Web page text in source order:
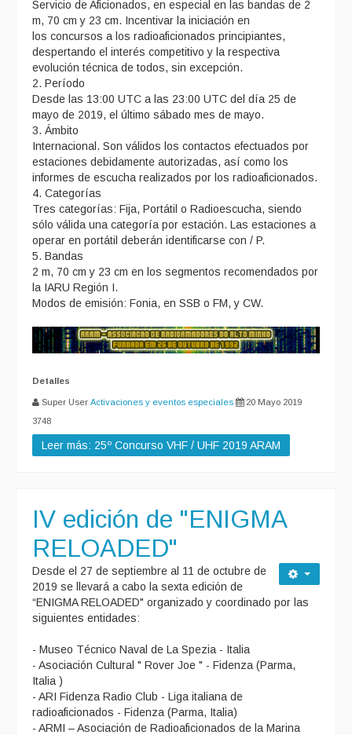
Servicio de Aficionados, en especial en las bandas de 2
m, 70 cm y 23 cm. Incentivar la iniciación en
los concursos a los radioaficionados principiantes,
despertando el interés competitivo y la respectiva
evolución técnica de todos, sin excepción.
2. Período
Desde las 13:00 UTC a las 23:00 UTC del día 25 de
mayo de 2019, el último sábado mes de mayo.
3. Ámbito
Internacional. Son válidos los contactos efectuados por
estaciones debidamente autorizadas, así como los
informes de escucha realizados por los radioaficionados.
4. Categorías
Tres categorías: Fija, Portátil o Radioescucha, siendo
sólo válida una categoría por estación. Las estaciones a
operar en portátil deberán identificarse con / P.
5. Bandas
2 m, 70 cm y 23 cm en los segmentos recomendados por
la IARU Región I.
Modos de emisión: Fonia, en SSB o FM, y CW.
Detalles
Super User Activaciones y eventos especiales
20 Mayo 2019
3748
Leer más: 25º Concurso VHF / UHF 2019 ARAM
IV edición de "ENIGMA
RELOADED"
Desde el 27 de septiembre al 11 de octubre de
2019 se llevará a cabo la sexta edición de
“ENIGMA RELOADED" organizado y coordinado por las
siguientes entidades:
- Museo Técnico Naval de La Spezia - Italia
- Asociación Cultural " Rover Joe " - Fidenza (Parma,
Italia )
- ARI Fidenza Radio Club - Liga italiana de
radioaficionados - Fidenza (Parma, Italia)
- ARMI – Asociación de Radioaficionados de la Marina